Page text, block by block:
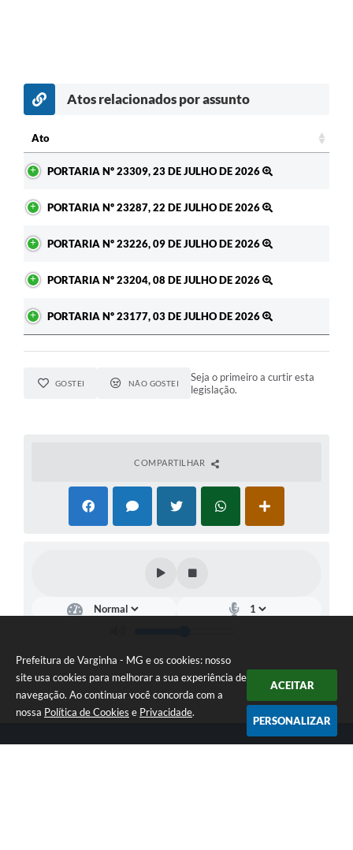
Prefeitura de Varginha - MG e os cookies: nosso
site usa cookies para melhorar a sua experiência de
navegação. Ao continuar você concorda com a
nossa Política de Cookies e Privacidade.
ACEITAR
PERSONALIZAR
Atos relacionados por assunto
Ato
PORTARIA Nº 23309, 23 DE JULHO DE 2026
PORTARIA Nº 23287, 22 DE JULHO DE 2026
PORTARIA Nº 23226, 09 DE JULHO DE 2026
PORTARIA Nº 23204, 08 DE JULHO DE 2026
PORTARIA Nº 23177, 03 DE JULHO DE 2026
GOSTEI NÃO GOSTEI
Seja o primeiro a curtir esta
legislação.
COMPARTILHAR